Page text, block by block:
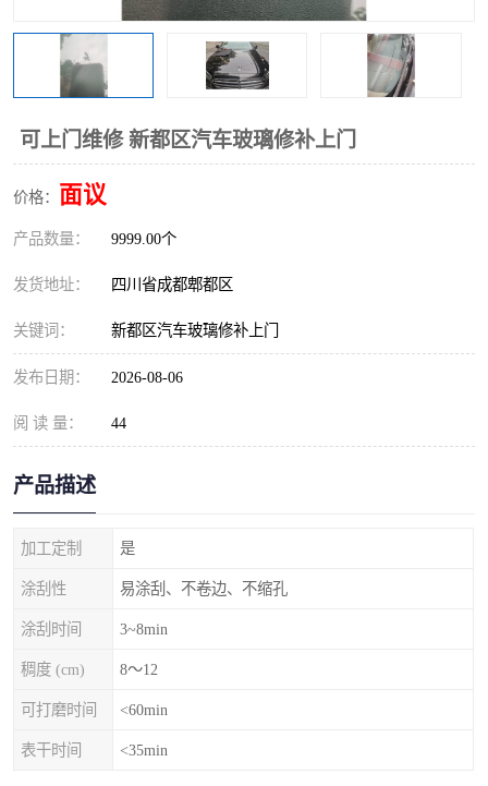
可上门维修 新都区汽车玻璃修补上门
价格： 面议
产品数量： 9999.00个
发货地址： 四川省成都郫都区
关键词： 新都区汽车玻璃修补上门
发布日期： 2026-08-06
阅 读 量： 44
产品描述
加工定制 是
涂刮性 易涂刮、不卷边、不缩孔
涂刮时间 3~8min
稠度 (cm) 8～12
可打磨时间 <60min
表干时间 <35min